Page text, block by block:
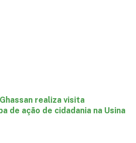
realiza visita
de ação de cidadania na Usina